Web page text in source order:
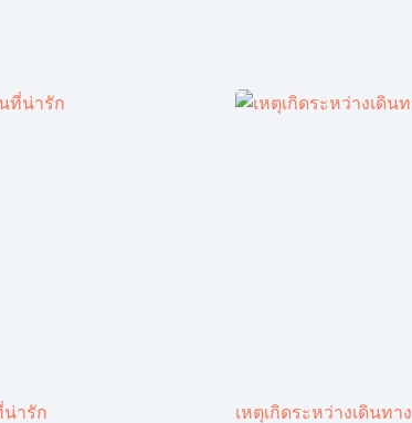
น่ารัก เหตุเกิดระหว่างเดินทาง